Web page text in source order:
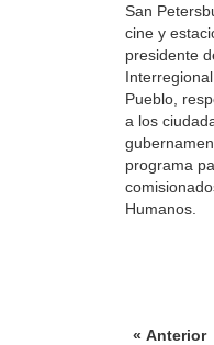
San
cine y
presidente
Pueblo,
a los
programa
Humanos.
« Anterior